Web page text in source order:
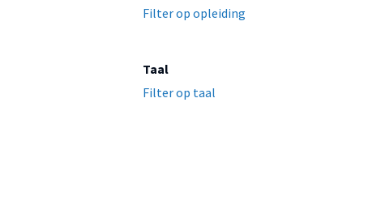
Filter op opleiding
Taal
Filter op taal